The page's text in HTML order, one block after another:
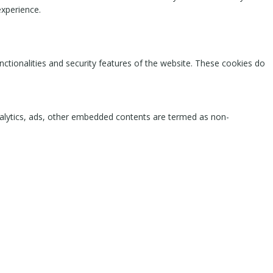
and security features of the website. These cookies do
ads, other embedded contents are termed as non-